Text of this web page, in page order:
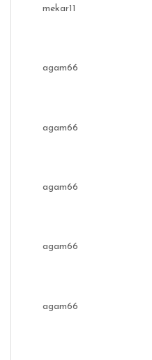
mekar11
agam66
agam66
agam66
agam66
agam66